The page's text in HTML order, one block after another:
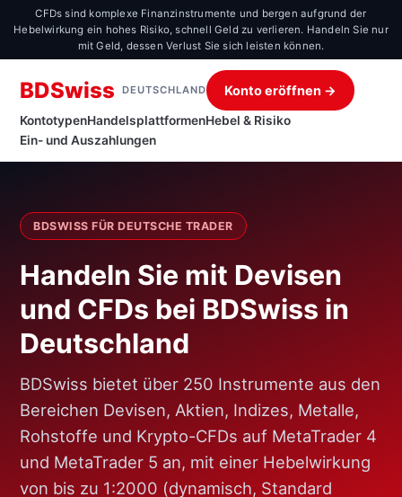
CFDs sind komplexe Finanzinstrumente und bergen aufgrund der
Hebelwirkung ein hohes Risiko, schnell Geld zu verlieren. Handeln Sie nur
mit Geld, dessen Verlust Sie sich leisten können.
BDSwiss DEUTSCHLAND
KontotypenHandelsplattformenHebel & Risiko
Ein- und Auszahlungen
Konto eröffnen →
BDSWISS FÜR DEUTSCHE TRADER
Handeln Sie mit Devisen
und CFDs bei BDSwiss in
Deutschland
BDSwiss bietet über 250 Instrumente aus den
Bereichen Devisen, Aktien, Indizes, Metalle,
Rohstoffe und Krypto-CFDs auf MetaTrader 4
und MetaTrader 5 an, mit einer Hebelwirkung
von bis zu 1:2000 (dynamisch, Standard